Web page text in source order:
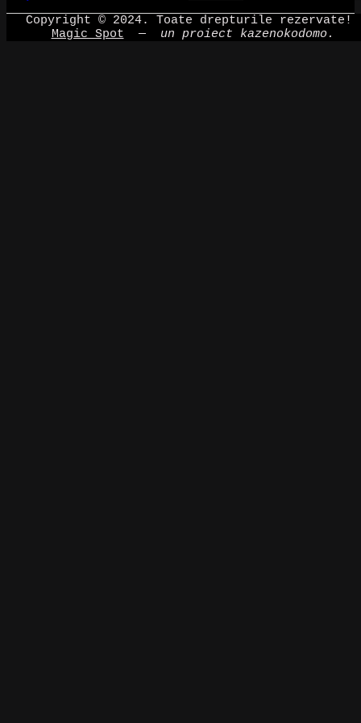
Copyright © 2024. Toate drepturile rezervate!
Magic Spot — un proiect kazenokodomo.